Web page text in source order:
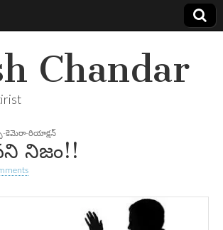
Chandar
కెమెరా-రియాక్షన్
నిజం!!